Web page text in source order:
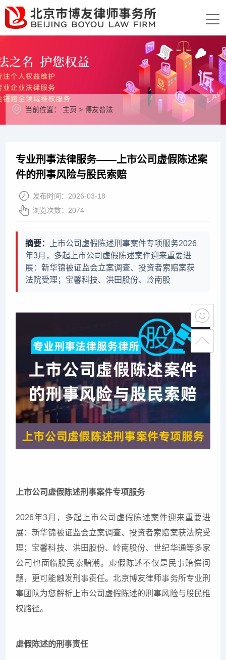
当前位置： 主页 >博友普法
专业刑事法律服务——上市公司虚假陈述案
件的刑事风险与股民索赔
发布时间：2026-03-18
浏览次数：2074
摘要：
上市公司虚假陈述刑事案件专项服务2026
年3月，多起上市公司虚假陈述案件迎来重要进
展：新华锦被证监会立案调查、投资者索赔案获
法院受理；宝馨科技、洪田股份、岭南股
上市公司虚假陈述刑事案件专项服务
2026年3月，多起上市公司虚假陈述案件迎来重要进
展：新华锦被证监会立案调查、投资者索赔案获法院受
理；宝馨科技、洪田股份、岭南股份、世纪华通等多家
公司也面临股民索赔潮。虚假陈述不仅是民事赔偿问
题，更可能触发刑事责任。北京博友律师事务所专业刑
事团队为您解析上市公司虚假陈述的刑事风险与股民维
权路径。
虚假陈述的刑事责任